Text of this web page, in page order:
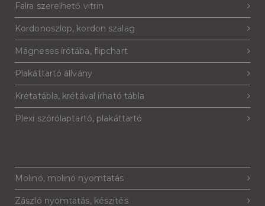
Falra szerelhető vitrin
Kordonoszlop, kordon szalag
Mágneses írótába, flipchart
Plakáttartó állvány
Krétatábla, krétával írható tábla
Plexi szórólaptartó, plakáttartó
Molinó, molinó nyomtatás
Zászló nyomtatás, készítés